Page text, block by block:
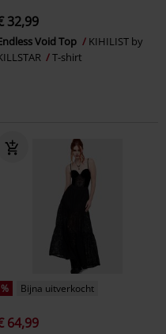
32,99
Void Top
KIHILIST by
T-shirt
% Bijna uitverkocht
64,99